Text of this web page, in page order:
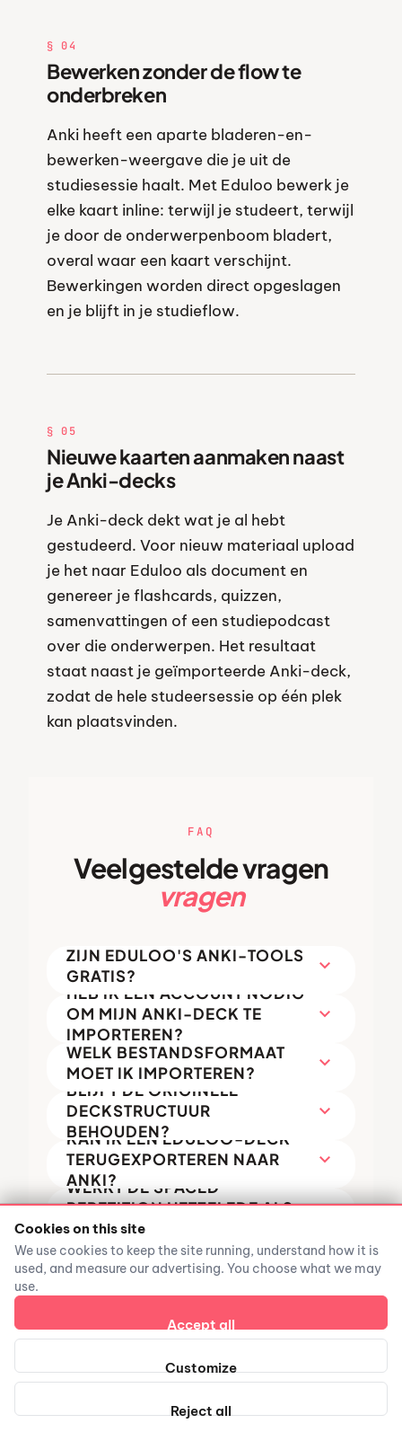
§ 04
Bewerken zonder de flow te
onderbreken
Anki heeft een aparte bladeren-en-
bewerken-weergave die je uit de
studiesessie haalt. Met Eduloo bewerk je
elke kaart inline: terwijl je studeert, terwijl
je door de onderwerpenboom bladert,
overal waar een kaart verschijnt.
Bewerkingen worden direct opgeslagen
en je blijft in je studieflow.
§ 05
Nieuwe kaarten aanmaken naast
je Anki-decks
Je Anki-deck dekt wat je al hebt
gestudeerd. Voor nieuw materiaal upload
je het naar Eduloo als document en
genereer je flashcards, quizzen,
samenvattingen of een studiepodcast
over die onderwerpen. Het resultaat
staat naast je geïmporteerde Anki-deck,
zodat de hele studeersessie op één plek
kan plaatsvinden.
FAQ
Veelgestelde vragen
vragen
ZIJN EDULOO'S ANKI-TOOLS
GRATIS?
expand_more
HEB IK EEN ACCOUNT NODIG
OM MIJN ANKI-DECK TE
IMPORTEREN?
expand_more
WELK BESTANDSFORMAAT
MOET IK IMPORTEREN?
expand_more
BLIJFT DE ORIGINELE
DECKSTRUCTUUR
BEHOUDEN?
expand_more
KAN IK EEN EDULOO-DECK
TERUGEXPORTEREN NAAR
ANKI?
expand_more
WERKT DE SPACED
REPETITION HETZELFDE ALS
IN ANKI?
expand_more
KAN IK GEÏMPORTEERDE
KAARTEN BEWERKEN?
expand_more
KAN IMPORTEREN?
BLIJVEN MIJN ANKI-
NIET BEN INGELOGD?
KAN IK NIEUWE FLASHCARDS
GEÏMPORTEERDE ANKI-
Cookies on this site
We use cookies to keep the site running, understand how it is
used, and measure our advertising. You choose what we may
use.
Reject all
Customize
Accept all